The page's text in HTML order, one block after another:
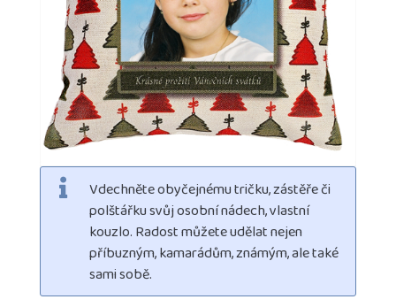
Vdechněte obyčejnému tričku, zástěře či
polštářku svůj osobní nádech, vlastní
kouzlo. Radost můžete udělat nejen
příbuzným, kamarádům, známým, ale také
sami sobě.